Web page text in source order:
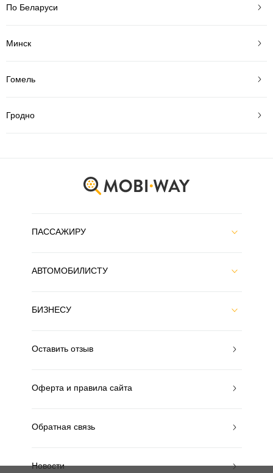
По Беларуси
Минск
Гомель
Гродно
ПАССАЖИРУ
АВТОМОБИЛИСТУ
БИЗНЕСУ
Оставить отзыв
Оферта и правила сайта
Обратная связь
Новости